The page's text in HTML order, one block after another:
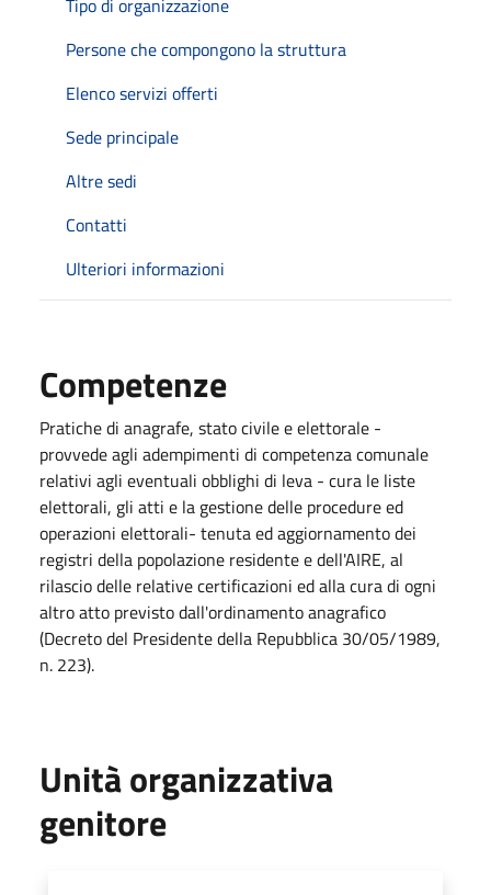
Persone che compongono la struttura
Elenco servizi offerti
Sede principale
Altre sedi
Contatti
Ulteriori informazioni
Competenze
Pratiche di anagrafe, stato civile e elettorale -
provvede agli adempimenti di competenza comunale
relativi agli eventuali obblighi di leva - cura le liste
elettorali, gli atti e la gestione delle procedure ed
operazioni elettorali- tenuta ed aggiornamento dei
registri della popolazione residente e dell'AIRE, al
rilascio delle relative certificazioni ed alla cura di ogni
altro atto previsto dall'ordinamento anagrafico
(Decreto del Presidente della Repubblica 30/05/1989,
n. 223).
Unità organizzativa
genitore